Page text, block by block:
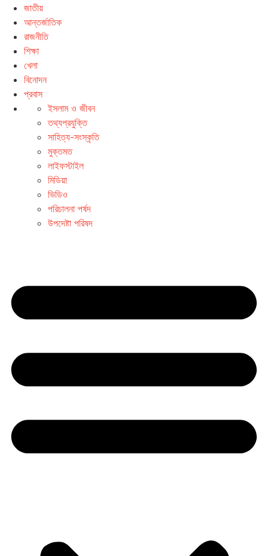
জাতীয়
আন্তর্জাতিক
রাজনীতি
শিক্ষা
খেলা
বিনোদন
প্রবাস
ইসলাম ও জীবন
তথ্যপ্রযুক্তি
সাহিত্য-সংস্কৃতি
মুক্তমত
লাইফস্টাইল
মিডিয়া
ভিডিও
পরিচালনা পর্ষদ
উপদেষ্টা পরিষদ